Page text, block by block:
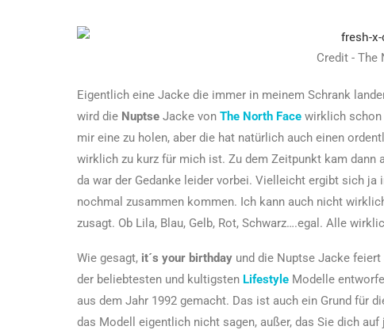
Credit - The
Eigentlich eine Jacke die immer in meinem Schrank
wird die Nuptse Jacke von The North Face wirklich schon
mir eine zu holen, aber die hat natürlich auch einen
wirklich zu kurz für mich ist. Zu dem Zeitpunkt kam dann
da war der Gedanke leider vorbei. Vielleicht ergibt sich ja
nochmal zusammen kommen. Ich kann auch nicht
zusagt. Ob Lila, Blau, Gelb, Rot, Schwarz….egal. Alle
Wie gesagt, it´s your birthday und die Nuptse Jacke
der beliebtesten und kultigsten Lifestyle Modelle
aus dem Jahr 1992 gemacht. Das ist auch ein Grund für
das Modell eigentlich nicht sagen, außer, das Sie dich